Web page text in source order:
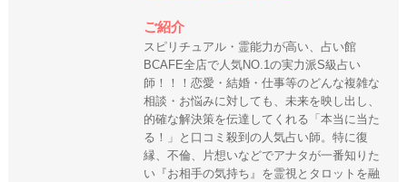
ご紹介
スピリチュアル・霊能力が高い、占い館
BCAFE全店で人気NO.1の実力派S級占い
師！！！恋愛・結婚・仕事等のどんな複雑な
相談・お悩みに対しても、未来を映し出し、
的確な解決策を伝達してくれる「本当に当た
る！」と口コミ殺到の人気占い師。特に復
縁、不倫、片想いなどでアナタが一番知りた
い『お相手の気持ち』を霊視とタロットを融